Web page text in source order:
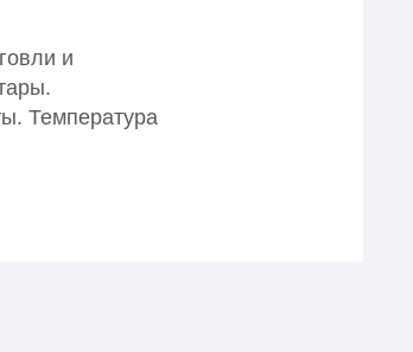
и
Температура